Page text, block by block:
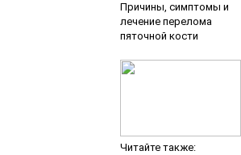
Причины, симптомы и
лечение перелома
пяточной кости
Читайте также: